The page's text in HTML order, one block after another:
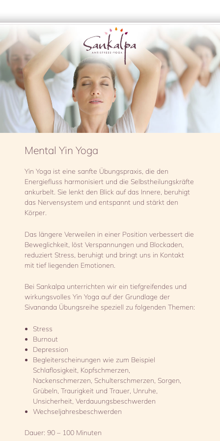
Mental Yin Yoga
Yin Yoga ist eine sanfte Übungspraxis, die den
Energiefluss harmonisiert und die Selbstheilungskräfte
ankurbelt. Sie lenkt den Blick auf das Innere, beruhigt
das Nervensystem und entspannt und stärkt den
Körper.
Das längere Verweilen in einer Position verbessert die
Beweglichkeit, löst Verspannungen und Blockaden,
reduziert Stress, beruhigt und bringt uns in Kontakt
mit tief liegenden Emotionen.
Bei Sankalpa unterrichten wir ein tiefgreifendes und
wirkungsvolles Yin Yoga auf der Grundlage der
Sivananda Übungsreihe speziell zu folgenden Themen:
Stress
Burnout
Depression
Begleiterscheinungen wie zum Beispiel
Schlaflosigkeit, Kopfschmerzen,
Nackenschmerzen, Schulterschmerzen, Sorgen,
Grübeln, Traurigkeit und Trauer, Unruhe,
Unsicherheit, Verdauungsbeschwerden
Wechseljahresbeschwerden
Dauer: 90 – 100 Minuten